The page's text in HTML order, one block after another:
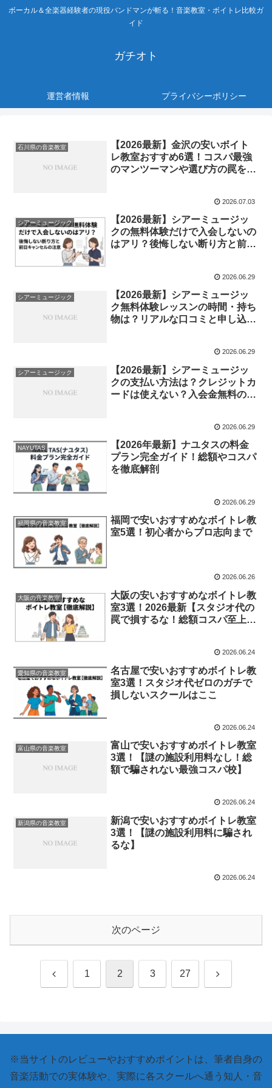
ボーカル＆全楽器経験者の現役バンドマンが斬る！音楽教室・ボイトレ比較ガ
イド
ガチオト
運営者情報 プライバシーポリシー
石川県の音楽教室
【2026最新】金沢の安いボイト
レ教室おすすめ6選！コスパ最強
のマンツーマンや選び方の罠を徹
2026.07.03
シアーミュージック
【2026最新】シアーミュージッ
クの無料体験だけで入会しないの
はアリ？後悔しない断り方と前日
2026.06.29
シアーミュージック
【2026最新】シアーミュージッ
ク無料体験レッスンの時間・持ち
物は？リアルな口コミと申し込み
2026.06.29
シアーミュージック
【2026最新】シアーミュージッ
クの支払い方法は？クレジットカ
ードは使えない？入会金無料の条
2026.06.29
NAYUTAS
【2026年最新】ナユタスの料金
プラン完全ガイド！総額やコスパ
を徹底解剖
2026.06.29
福岡県の音楽教室
福岡で安いおすすめなボイトレ教
室5選！初心者からプロ志向まで
2026.06.26
大阪の音楽教室
大阪の安いおすすめなボイトレ教
室3選！2026最新【スタジオ代の
罠で損するな！総額コスパ至上主
2026.06.24
愛知県の音楽教室
名古屋で安いおすすめボイトレ教
室3選！スタジオ代ゼロのガチで
損しないスクールはここ
2026.06.24
富山県の音楽教室
富山で安いおすすめボイトレ教室
3選！【謎の施設利用料なし！総
額で騙されない最強コスパ校】
2026.06.24
新潟県の音楽教室
新潟で安いおすすめボイトレ教室
3選！【謎の施設利用料に騙され
るな】
2026.06.24
次のページ
前 1 2 3 27 次
※当サイトのレビューやおすすめポイントは、筆者自身の
音楽活動での実体験や、実際に各スクールへ通う知人・音